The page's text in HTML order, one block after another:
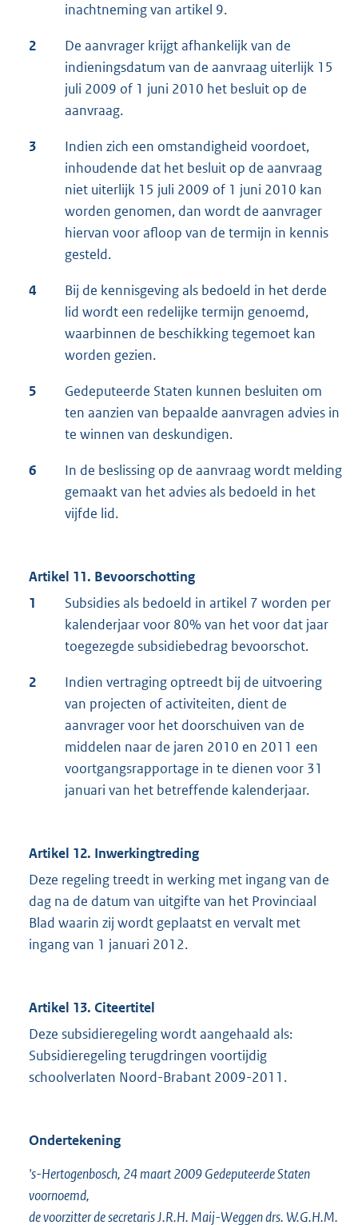
inachtneming van artikel 9.
2
De aanvrager krijgt afhankelijk van de
indieningsdatum van de aanvraag uiterlijk 15
juli 2009 of 1 juni 2010 het besluit op de
aanvraag.
3
Indien zich een omstandigheid voordoet,
inhoudende dat het besluit op de aanvraag
niet uiterlijk 15 juli 2009 of 1 juni 2010 kan
worden genomen, dan wordt de aanvrager
hiervan voor afloop van de termijn in kennis
gesteld.
4
Bij de kennisgeving als bedoeld in het derde
lid wordt een redelijke termijn genoemd,
waarbinnen de beschikking tegemoet kan
worden gezien.
5
Gedeputeerde Staten kunnen besluiten om
ten aanzien van bepaalde aanvragen advies in
te winnen van deskundigen.
6
In de beslissing op de aanvraag wordt melding
gemaakt van het advies als bedoeld in het
vijfde lid.
Artikel 11. Bevoorschotting
1
Subsidies als bedoeld in artikel 7 worden per
kalenderjaar voor 80% van het voor dat jaar
toegezegde subsidiebedrag bevoorschot.
2
Indien vertraging optreedt bij de uitvoering
van projecten of activiteiten, dient de
aanvrager voor het doorschuiven van de
middelen naar de jaren 2010 en 2011 een
voortgangsrapportage in te dienen voor 31
januari van het betreffende kalenderjaar.
Artikel 12. Inwerkingtreding
Deze regeling treedt in werking met ingang van de
dag na de datum van uitgifte van het Provinciaal
Blad waarin zij wordt geplaatst en vervalt met
ingang van 1 januari 2012.
Artikel 13. Citeertitel
Deze subsidieregeling wordt aangehaald als:
Subsidieregeling terugdringen voortijdig
schoolverlaten Noord-Brabant 2009-2011.
Ondertekening
's-Hertogenbosch, 24 maart 2009 Gedeputeerde Staten
voornoemd,
de voorzitter de secretaris J.R.H. Maij-Weggen drs. W.G.H.M.